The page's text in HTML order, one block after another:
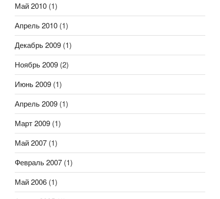
Май 2010 (1)
Апрель 2010 (1)
Декабрь 2009 (1)
Ноябрь 2009 (2)
Июнь 2009 (1)
Апрель 2009 (1)
Март 2009 (1)
Май 2007 (1)
Февраль 2007 (1)
Май 2006 (1)